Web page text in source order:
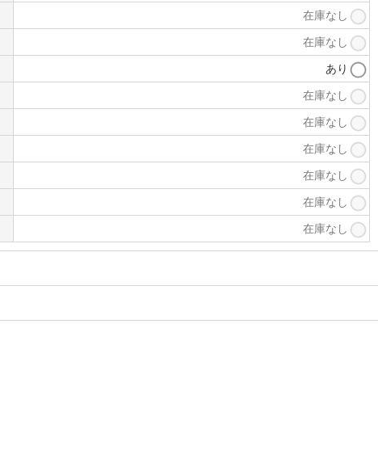
在庫なし
在庫なし
あり
在庫なし
在庫なし
在庫なし
在庫なし
在庫なし
在庫なし